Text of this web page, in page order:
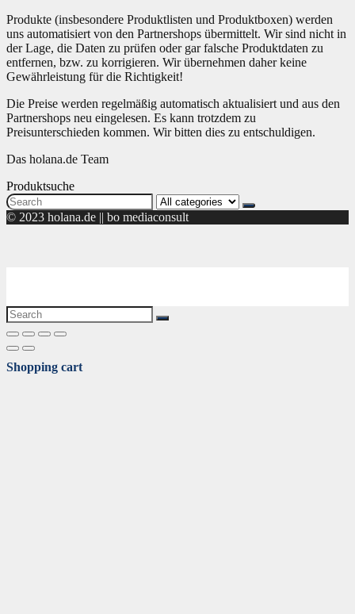
Produkte (insbesondere Produktlisten und Produktboxen) werden
uns automatisiert von den Partnershops übermittelt. Wir sind nicht in
der Lage, die Daten zu prüfen oder gar falsche Produktdaten zu
entfernen, bzw. zu korrigieren. Wir übernehmen daher keine
Gewährleistung für die Richtigkeit!
Die Preise werden regelmäßig automatisch aktualisiert und aus den
Partnershops neu eingelesen. Es kann trotzdem zu
Preisunterschieden kommen. Wir bitten dies zu entschuldigen.
Das holana.de Team
Produktsuche
Search
for:
© 2023 holana.de || bo mediaconsult
Shopping cart